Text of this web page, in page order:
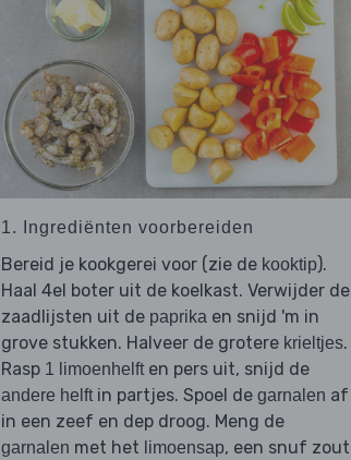
1. Ingrediënten voorbereiden
Bereid je kookgerei voor (zie de kooktip).
Haal 4el boter uit de koelkast. Verwijder de
zaadlijsten uit de paprika en snijd 'm in
grove stukken. Halveer de grotere krieltjes.
Rasp 1 limoenhelften pers uit, snijd de
andere helftin partjes. Spoel de garnalen af
in een zeef en dep droog. Meng de
garnalen met het limoensap, een snuf zout